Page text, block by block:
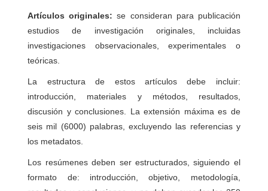
Artículos originales: se consideran para publicación
estudios de investigación originales, incluidas
investigaciones observacionales, experimentales o
teóricas.
La estructura de estos artículos debe incluir:
introducción, materiales y métodos, resultados,
discusión y conclusiones. La extensión máxima es de
seis mil (6000) palabras, excluyendo las referencias y
los metadatos.
Los resúmenes deben ser estructurados, siguiendo el
formato de: introducción, objetivo, metodología,